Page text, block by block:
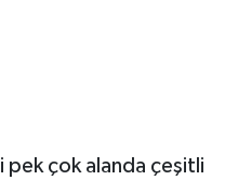
pek çok alanda çeşitli